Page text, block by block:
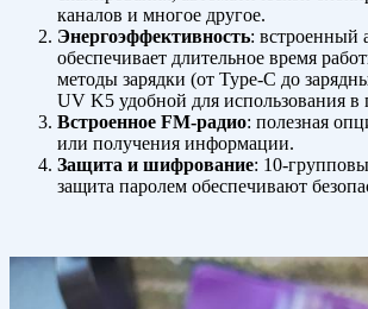
каналов и многое другое.
Энергоэффективность: встроенный
обеспечивает длительное время
методы зарядки (от Type-C до
UV K5 удобной для использования в
Встроенное FM-радио: полезная
или получения информации.
Защита и шифрование: 10-
защита паролем обеспечивают